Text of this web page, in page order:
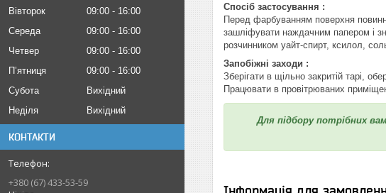
Вівторок
09:00
16:00
Середа
09:00
16:00
Четвер
09:00
16:00
Пʼятниця
09:00
16:00
Субота
Вихідний
Неділя
Вихідний
КОНТАКТИ
+380 (67) 433-53-59
Спосіб застосування :
Перед фарбуванням поверхня
зашліфувати наждачним папером і
розчинником уайт-спирт, ксилол,
Запобіжні заходи :
Зберігати в щільно закритій тарі,
Працювати в провітрюваних
Для підбору потрібних